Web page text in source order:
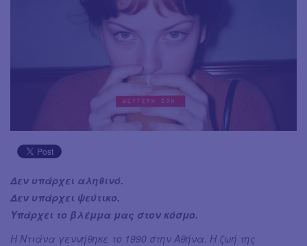
Δεν υπάρχει αληθινό.
Δεν υπάρχει ψεύτικο.
Υπάρχει το βλέμμα μας στον κόσμο.
Η Ντιάνα γεννήθηκε το 1990 στην Αθήνα. Η ζωή της